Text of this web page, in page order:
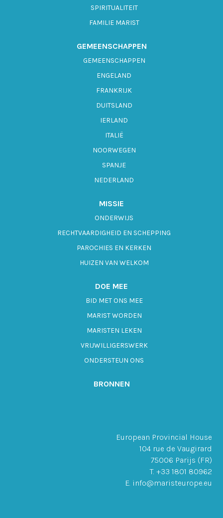
SPIRITUALITEIT
FAMILIE MARIST
GEMEENSCHAPPEN
GEMEENSCHAPPEN
ENGELAND
FRANKRIJK
DUITSLAND
IERLAND
ITALIË
NOORWEGEN
SPANJE
NEDERLAND
MISSIE
ONDERWIJS
RECHTVAARDIGHEID EN SCHEPPING
PAROCHIES EN KERKEN
HUIZEN VAN WELKOM
DOE MEE
BID MET ONS MEE
MARIST WORDEN
MARISTEN LEKEN
VRIJWILLIGERSWERK
ONDERSTEUN ONS
BRONNEN
European Provincial House
104 rue de Vaugirard
75006 Parijs (FR)
T. +33 1801 80962
E. info@maristeurope.eu